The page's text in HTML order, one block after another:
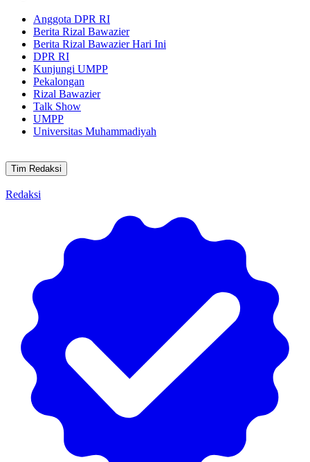
Anggota DPR RI
Berita Rizal Bawazier
Berita Rizal Bawazier Hari Ini
DPR RI
Kunjungi UMPP
Pekalongan
Rizal Bawazier
Talk Show
UMPP
Universitas Muhammadiyah
Tim Redaksi
Redaksi